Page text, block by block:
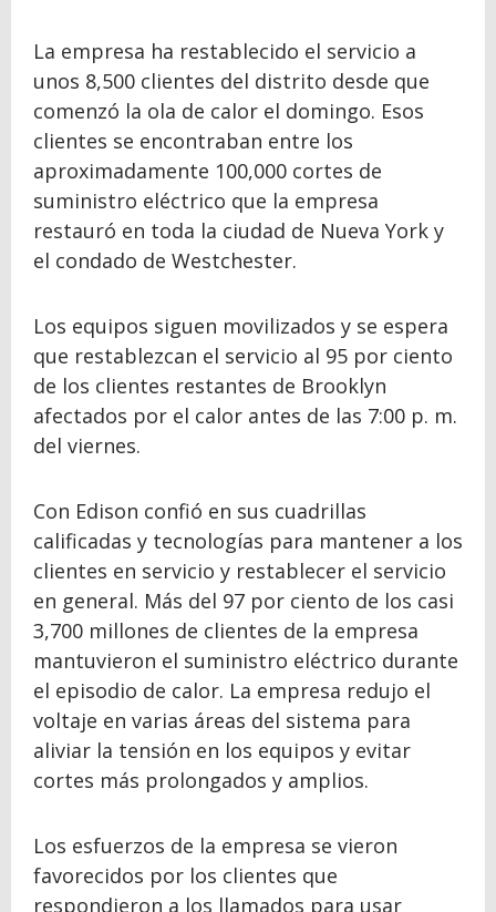
La empresa ha restablecido el servicio a
unos 8,500 clientes del distrito desde que
comenzó la ola de calor el domingo. Esos
clientes se encontraban entre los
aproximadamente 100,000 cortes de
suministro eléctrico que la empresa
restauró en toda la ciudad de Nueva York y
el condado de Westchester.
Los equipos siguen movilizados y se espera
que restablezcan el servicio al 95 por ciento
de los clientes restantes de Brooklyn
afectados por el calor antes de las 7:00 p. m.
del viernes.
Con Edison confió en sus cuadrillas
calificadas y tecnologías para mantener a los
clientes en servicio y restablecer el servicio
en general. Más del 97 por ciento de los casi
3,700 millones de clientes de la empresa
mantuvieron el suministro eléctrico durante
el episodio de calor. La empresa redujo el
voltaje en varias áreas del sistema para
aliviar la tensión en los equipos y evitar
cortes más prolongados y amplios.
Los esfuerzos de la empresa se vieron
favorecidos por los clientes que
respondieron a los llamados para usar